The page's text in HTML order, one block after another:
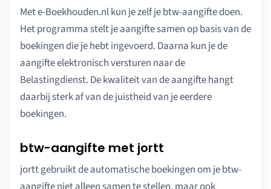
Met e-Boekhouden.nl kun je zelf je btw-aangifte doen.
Het programma stelt je aangifte samen op basis van de
boekingen die je hebt ingevoerd. Daarna kun je de
aangifte elektronisch versturen naar de
Belastingdienst. De kwaliteit van de aangifte hangt
daarbij sterk af van de juistheid van je eerdere
boekingen.
btw-aangifte met jortt
jortt gebruikt de automatische boekingen om je btw-